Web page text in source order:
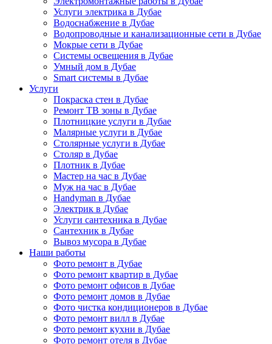
Услуги электрика в Дубае
Водоснабжение в Дубае
Водопроводные и канализационные сети в Дубае
Мокрые сети в Дубае
Системы освещения в Дубае
Умный дом в Дубае
Smart системы в Дубае
Услуги
Покраска стен в Дубае
Ремонт ТВ зоны в Дубае
Плотницкие услуги в Дубае
Малярные услуги в Дубае
Столярные услуги в Дубае
Столяр в Дубае
Плотник в Дубае
Мастер на час в Дубае
Муж на час в Дубае
Handyman в Дубае
Электрик в Дубае
Услуги сантехника в Дубае
Сантехник в Дубае
Вывоз мусора в Дубае
Наши работы
Фото ремонт в Дубае
Фото ремонт квартир в Дубае
Фото ремонт офисов в Дубае
Фото ремонт домов в Дубае
Фото чистка кондиционеров в Дубае
Фото ремонт вилл в Дубае
Фото ремонт кухни в Дубае
Фото ремонт отеля в Дубае